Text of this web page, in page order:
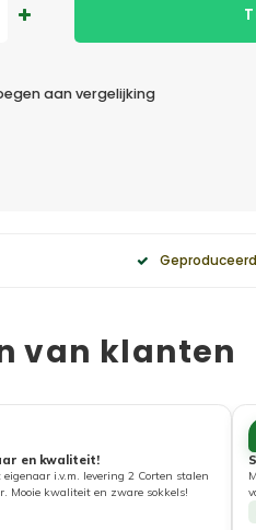
aan vergelijking
van klanten
en kwaliteit!
i.v.m. levering 2 Corten stalen
Mooie kwaliteit en zware sokkels!